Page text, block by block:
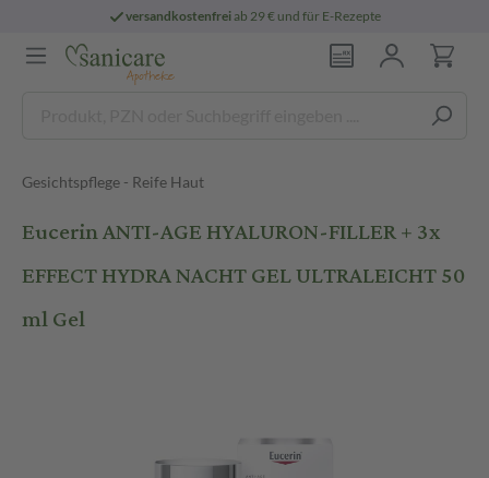
versandkostenfreiab 29 € und für E-Rezepte
Gesichtspflege - Reife Haut
Eucerin ANTI-AGE HYALURON-FILLER + 3x
EFFECT HYDRA NACHT GEL ULTRALEICHT 50
ml Gel